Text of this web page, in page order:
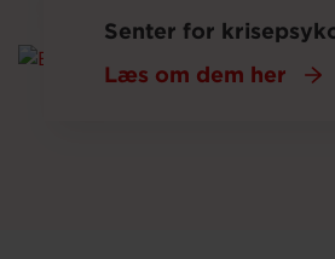
Senter for
Læs om dem her